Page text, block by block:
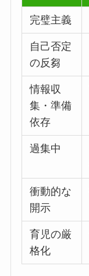
完璧主義
自己否定
の反芻
情報収
集・準備
依存
過集中
衝動的な
開示
育児の厳
格化